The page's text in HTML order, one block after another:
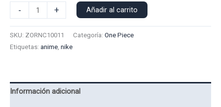
-
Capucha
+ Añadir al carrito
SKU: ZORNC10011 Categoría: One Piece
Etiquetas: anime, nike
Información adicional